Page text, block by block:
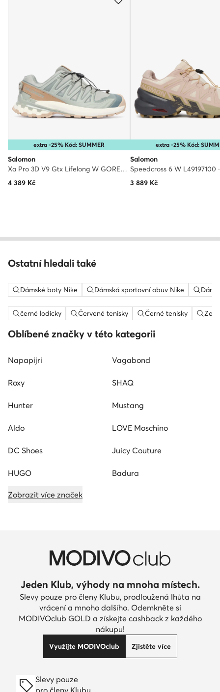
extra -25% Kód: SUMMER
Salomon
Xa Pro 3D V9 Gtx Lifelong W GORE-TEX L49297300 · Běžecké boty
4 389 Kč
extra -25% Kód:
Salomon
3 889Kč
Ostatní hledali také
Dámské boty Nike Dámská sportovní obuv Nike
černé lodicky Červené tenisky Černé tenisky
Oblíbené značky v této kategorii
Napapijri Vagabond
Roxy SHAQ
Hunter Mustang
Aldo LOVE Moschino
DC Shoes Juicy Couture
HUGO Badura
Zobrazit více značek
Jeden Klub, výhody na mnoha místech.
Slevy pouze pro členy Klubu, prodloužená lhůta na
vrácení a mnoho dalšího. Odemkněte si
MODIVOclub GOLD a získejte cashback z každého
nákupu!
Využijte MODIVOclub Zjistěte více
Slevy pouze